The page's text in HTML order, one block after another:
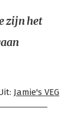
zijn het
Jamie's VEG